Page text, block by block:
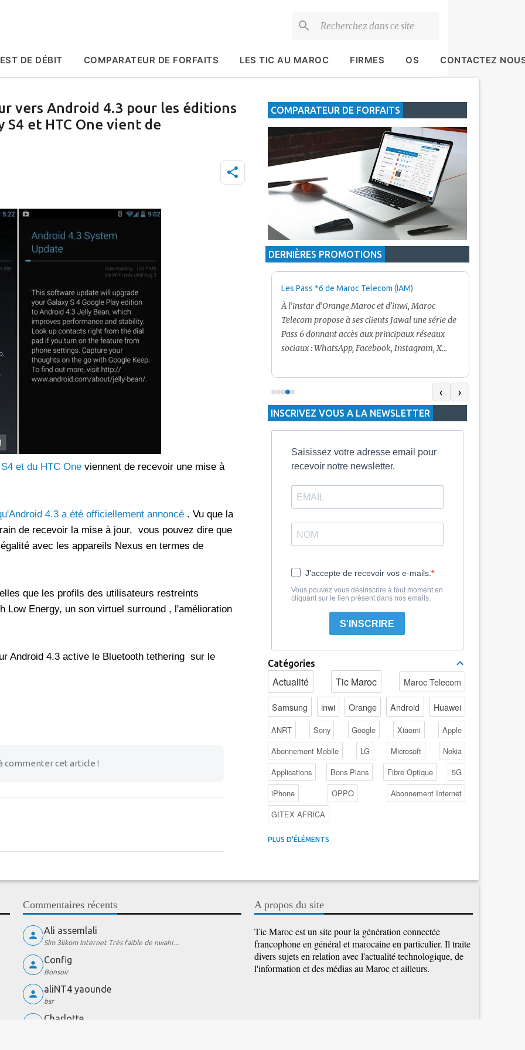
DE DÉBIT COMPARATEUR DE FORFAITS LES TIC AU MAROC FIRMES OS CONTACTEZ
vers Android 4.3 pour les éditions
S4 et HTC One vient de
et du HTC Oneviennent de recevoir une mise à
4.3 a été officiellement annoncé. Vu que la
de recevoir la mise à jour, vous pouvez dire que
avec les appareils Nexus en termes de
que les profils des utilisateurs restreints
Low Energy, un son virtuel surround , l'amélioration
Android 4.3 active le Bluetooth tethering sur le
commenter cet article !
COMPARATEUR DE FORFAITS
DERNIÈRES PROMOTIONS
sociaux
inwi fait
accès à
Snapchat voire
Promotion Orange Maroc: Recharge x25 +
Internet
Nouveau! Orange Maroc multiplie les recharges
de ses clients mobiles en prépayé par 25 et ce,
pour toute recharge de 30 Dh ou plus. De plus,
Orange offre, suite à n'importe quelle recharge,
un volume d'internet variant selon le montant de
Les Pass *6 de Maroc Telecom (IAM)
À l’instar d’Orange Maroc et d’inwi, Maroc
Telecom propose à ses clients Jawal une série de
Pass 6 donnant accès aux principaux réseaux
sociaux : WhatsApp, Facebook, Instagram, X
5 Dh inclut 100 Mo, le Pass 10 Dh offre 400 Mo,
tandis que les formules à 20 Dh et 30 Dh
proposent respectivement 1 Go et 2 Go. Les
durées de validité sont de 3 jours pour
‹ ›
INSCRIVEZ VOUS A LA NEWSLETTER
Saisissez votre adresse email pour
recevoir notre newsletter.
J'accepte de recevoir vos e-mails.
Vous pouvez vous désinscrire à tout moment en
cliquant sur le lien présent dans nos emails.
S'INSCRIRE
Catégories
Actualité Tic Maroc Maroc Telecom
Samsung inwi Orange Android Huawei
ANRT Sony Google Xiaomi
Apple
Abonnement Mobile
LG Microsoft
Nokia
Applications
Bons Plans Fibre Optique
5G
iPhone
OPPO
Abonnement Internet
GITEX AFRICA
4G au Maroc
Promotions Maroc Telecom
Kaspersky
APEBI
Ericsson
PLUS D'ÉLÉMENTS
Commentaires récents
Ali assemlali
Slm 3likom Internet Très faible de nwahi…
Config
Bonsoir
aliNT4 yaounde
bsr
Charlotte
A propos du site
Tic Maroc est un site pour la génération connectée
francophone en général et marocaine en particulier. Il traite
divers sujets en relation avec l'actualité technologique, de
l'information et des médias au Maroc et ailleurs.